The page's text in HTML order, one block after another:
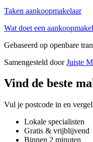
Taken aankoopmakelaar
Wat doet een
Gebaseerd op openbare
Samengesteld doorJuiste
Vind de beste
Vul je postcode in en
Lokale specialisten
Gratis & vrijblijvend
Binnen 2 minuten